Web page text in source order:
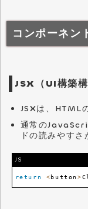
コンポーネン
JSX（UI構築構
JSXは、HTML
通常の
ドの読みやすさ
JS
return <button>